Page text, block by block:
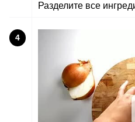
Разделите все
4